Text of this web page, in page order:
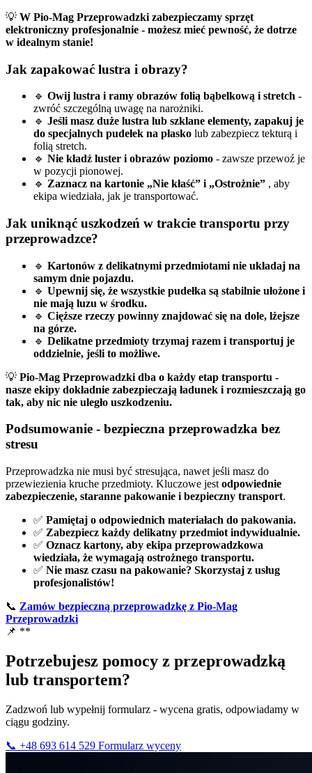
💡 W Pio-Mag Przeprowadzki zabezpieczamy sprzęt
elektroniczny profesjonalnie - możesz mieć pewność, że dotrze
w idealnym stanie!
Jak zapakować lustra i obrazy?
🔹 Owij lustra i ramy obrazów folią bąbelkową i stretch -
zwróć szczególną uwagę na narożniki.
🔹 Jeśli masz duże lustra lub szklane elementy, zapakuj je
do specjalnych pudełek na płasko lub zabezpiecz tekturą i
folią stretch.
🔹 Nie kładź luster i obrazów poziomo - zawsze przewoź je
w pozycji pionowej.
🔹 Zaznacz na kartonie „Nie kłaść” i „Ostrożnie” , aby
ekipa wiedziała, jak je transportować.
Jak uniknąć uszkodzeń w trakcie transportu przy
przeprowadzce?
🔹 Kartonów z delikatnymi przedmiotami nie układaj na
samym dnie pojazdu.
🔹 Upewnij się, że wszystkie pudełka są stabilnie ułożone i
nie mają luzu w środku.
🔹 Cięższe rzeczy powinny znajdować się na dole, lżejsze
na górze.
🔹 Delikatne przedmioty trzymaj razem i transportuj je
oddzielnie, jeśli to możliwe.
💡 Pio-Mag Przeprowadzki dba o każdy etap transportu -
nasze ekipy dokładnie zabezpieczają ładunek i rozmieszczają go
tak, aby nic nie uległo uszkodzeniu.
Podsumowanie - bezpieczna przeprowadzka bez
stresu
Przeprowadzka nie musi być stresująca, nawet jeśli masz do
przewiezienia kruche przedmioty. Kluczowe jest odpowiednie
zabezpieczenie, staranne pakowanie i bezpieczny transport.
✅ Pamiętaj o odpowiednich materiałach do pakowania.
✅ Zabezpiecz każdy delikatny przedmiot indywidualnie.
✅ Oznacz kartony, aby ekipa przeprowadzkowa
wiedziała, że wymagają ostrożnego transportu.
✅ Nie masz czasu na pakowanie? Skorzystaj z usług
profesjonalistów!
📞 Zamów bezpieczną przeprowadzkę z Pio-Mag
Przeprowadzki
📌 **
Potrzebujesz pomocy z przeprowadzką
lub transportem?
Zadzwoń lub wypełnij formularz - wycena gratis, odpowiadamy w
ciągu godziny.
📞 +48 693 614 529 Formularz wyceny